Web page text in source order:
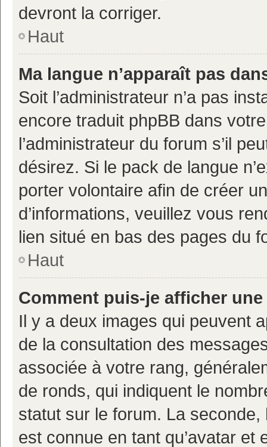
devront la corriger.
Haut
Ma langue n’apparaît pas
Soit l’administrateur n’a pas
encore traduit phpBB dans
l’administrateur du forum s’il
désirez. Si le pack de langue
porter volontaire afin de créer
d’informations, veuillez vous
lien situé en bas des pages du
Haut
Comment puis-je afficher
Il y a deux images qui peuvent
de la consultation des
associée à votre rang,
de ronds, qui indiquent le
statut sur le forum. La
est connue en tant qu’avatar et